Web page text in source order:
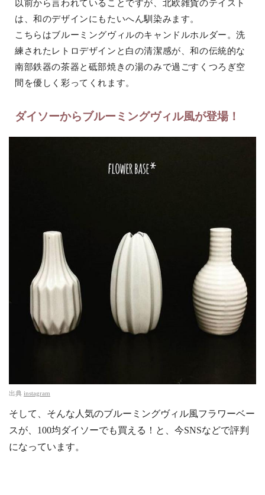
以前から言われていることですが、北欧雑貨のテイスト
は、和のデザインにもたいへん馴染みます。
こちらはブルーミングヴィルのキャンドルホルダー。洗
練されたレトロデザインと白の清潔感が、和の伝統的な
南部鉄器の茶器と砥部焼きの湯のみで過ごすくつろぎ空
間を優しく彩ってくれます。
ダイソーからブルーミングヴィル風が登場！
出典 instagram
そして、そんな人気のブルーミングヴィル風フラワーベー
スが、100均ダイソーでも買える！と、今SNSなどで評判
になっています。